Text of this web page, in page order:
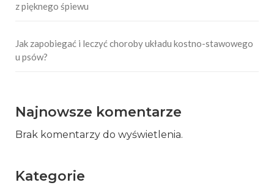
z pięknego śpiewu
Jak zapobiegać i leczyć choroby układu kostno-stawowego
u psów?
Najnowsze komentarze
Brak komentarzy do wyświetlenia.
Kategorie